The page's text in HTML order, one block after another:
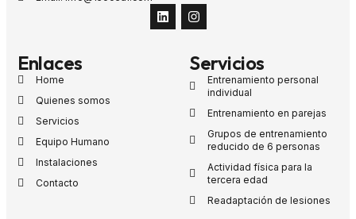
Enlaces
Home
Quienes somos
Servicios
Equipo Humano
Instalaciones
Contacto
Servicios
Entrenamiento personal
individual
Entrenamiento en parejas
Grupos de entrenamiento
reducido de 6 personas
Actividad física para la
tercera edad
Readaptación de lesiones